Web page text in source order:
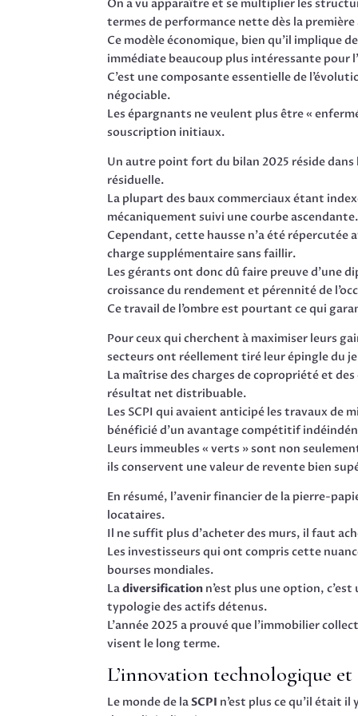
On a vu apparaître et se multiplier les
termes de performance nette dès la première
Ce modèle économique, bien qu’il implique
immédiate beaucoup plus intéressante pour
C’est une composante essentielle de
négociable.
Les épargnants ne veulent plus être «
souscription initiaux.
Un autre point fort du bilan 2025 réside
résiduelle.
La plupart des baux commerciaux étant
mécaniquement suivi une courbe ascendante.
Cependant, cette hausse n’a été répercutée
charge supplémentaire sans faillir.
Les gérants ont donc dû faire preuve d’une
croissance du rendement et pérennité de
Ce travail de l’ombre est pourtant ce qui
Pour ceux qui cherchent à maximiser leurs
secteurs ont réellement tiré leur épingle du
La maîtrise des charges de copropriété et
résultat net distribuable.
Les SCPI qui avaient anticipé les travaux de
bénéficié d’un avantage compétitif
Leurs immeubles « verts » sont non
ils conservent une valeur de revente bien
En résumé, l’avenir financier de la pierre-
locataires.
Il ne suffit plus d’acheter des murs, il faut
Les investisseurs qui ont compris cette
bourses mondiales.
Ladiversification n’est plus une option,
typologie des actifs détenus.
L’année 2025 a prouvé que l’immobilier
visent le long terme.
L’innovation technologique
Le monde de laSCPI n’est plus ce qu’il était